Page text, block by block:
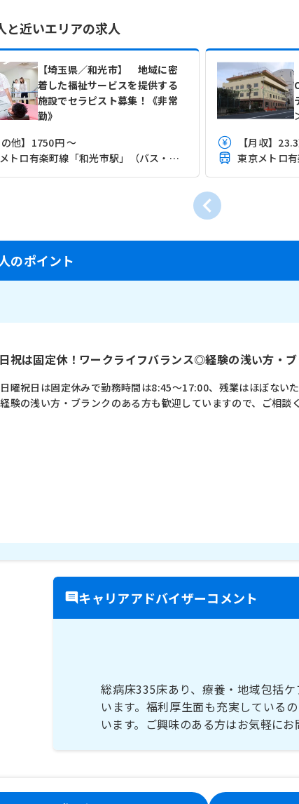
と近いエリアの求人
【埼玉県／和光市】 地域に密
着した福祉サービスを提供する
施設でセラピスト募集！《非常
勤》
の他】1750円 ～
東京メトロ有楽町線「和光市駅」（バス・車10分）
【月収】
のポイント
日祝は固定休！ワークライフバランス◎経験の浅い方・ブ
日曜祝日は固定休みで勤務時間は8:45～17:00、残業はほぼない
経験の浅い方・ブランクのある方も歓迎していますので、ご相談
キャリアアドバイザーコメント
総病床335床あり、療養・地域包括
います。福利厚生面も充実している
います。ご興味のある方はお気軽にお